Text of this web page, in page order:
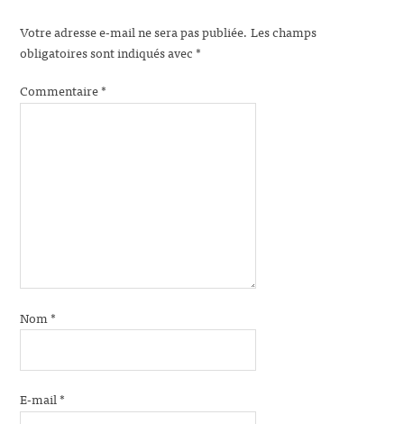
Votre adresse e-mail ne sera pas publiée. Les champs
obligatoires sont indiqués avec*
Commentaire*
Nom*
E-mail*